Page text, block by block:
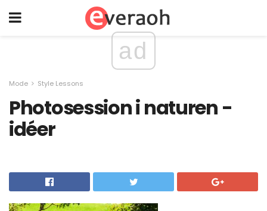
ad
Mode Style Lessons
Photosession i naturen -
idéer